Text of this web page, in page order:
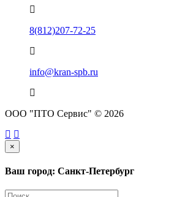
8(812)207-72-25
info@kran-spb.ru
ООО "ПТО Сервис" © 2026
×
Ваш город: Санкт-Петербург